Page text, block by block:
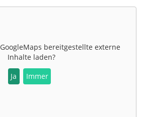
GoogleMaps bereitgestellte externe
Inhalte laden?
Ja
Immer